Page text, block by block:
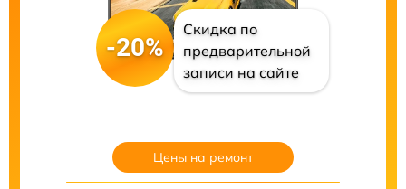
-20%
Скидка по
предварительной
записи на сайте
Цены на ремонт